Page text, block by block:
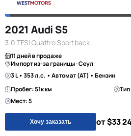
2021 Audi S5
3.0 TFSI Quattro Sportback
11 дней в продаже
Импорт из-за границы · Сеул
3 L • 353 л.с. • Автомат (AT) • Бензин
Пробег: 51к км
Мест: 5
Хочу заказать от $33